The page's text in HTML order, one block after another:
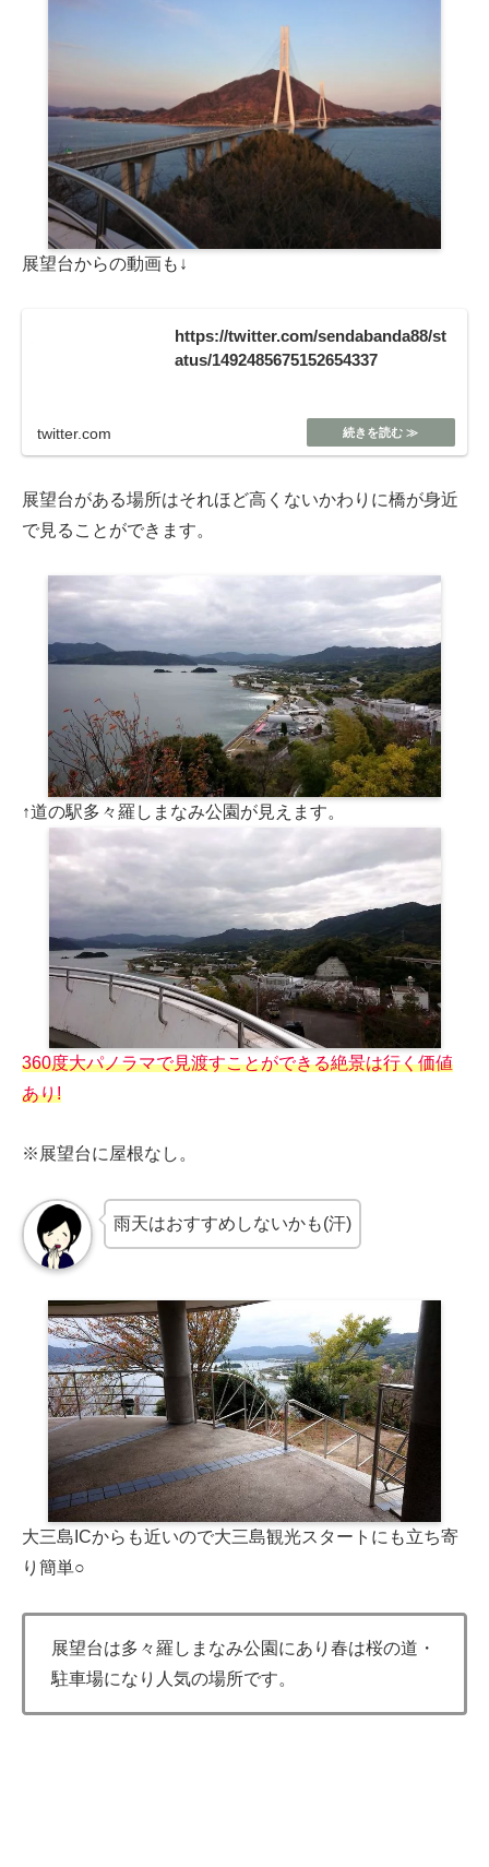
展望台からの動画も↓
https://twitter.com/sendabanda88/st
atus/1492485675152654337
twitter.com
展望台がある場所はそれほど高くないかわりに橋が身近
で見ることができます。
↑道の駅多々羅しまなみ公園が見えます。
360度大パノラマで見渡すことができる絶景は行く価値
あり!
※展望台に屋根なし。
雨天はおすすめしないかも(汗)
大三島ICからも近いので大三島観光スタートにも立ち寄
り簡単○
展望台は多々羅しまなみ公園にあり春は桜の道・
駐車場になり人気の場所です。